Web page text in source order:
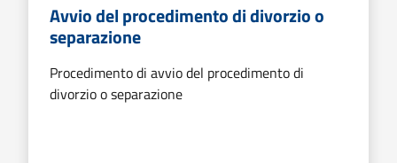
Avvio del procedimento di divorzio o
separazione
Procedimento di avvio del procedimento di
divorzio o separazione